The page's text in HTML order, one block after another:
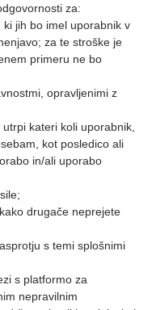
za:
jih bo imel uporabnik v
za te stroške je
primeru ne bo
opravljenimi z
kateri koli uporabnik,
kot posledico ali
in/ali uporabo
drugače neprejete
s temi splošnimi
s platformo za
nepravilnim